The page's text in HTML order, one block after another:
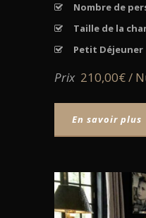
Nombre de
Taille de la
Petit Déjeuner
Prix 210,00€ /
En savoir plus